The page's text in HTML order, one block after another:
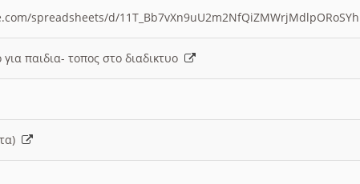
spreadsheets/d/
για παιδια- τοπος στο διαδικτυο